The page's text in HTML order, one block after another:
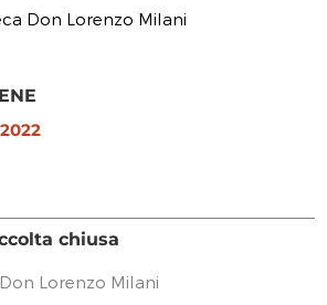
Don Lorenzo Milani
chiusa
Lorenzo Milani